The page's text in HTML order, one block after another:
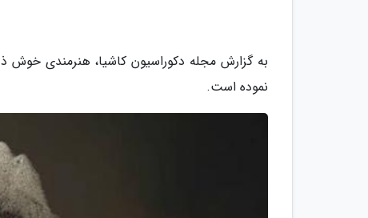
به گزارش مجله دکوراسیون کاشیا، هنرمندی خوش
نموده است.